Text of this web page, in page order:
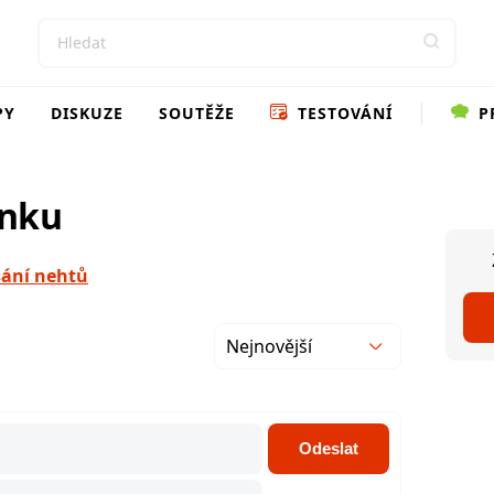
DISKUZE SOUTĚŽE TESTOVÁNÍ
nehtů
Nejnovější
Odeslat